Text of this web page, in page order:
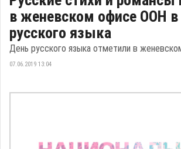
в женевском офисе ООН
русского языка
День русского языка отметили в
07.06.2019 13:04